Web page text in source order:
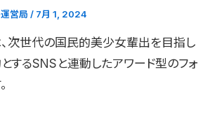
運営局 / 7月 1, 2024
次世代の国民的美少女輩出を目指し
するSNSと連動したアワード型のフォ